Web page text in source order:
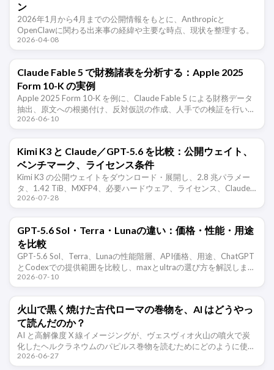
ン
2026年1月から4月までの公開情報をもとに、Anthropicと
OpenClawに関わる出来事の経緯や主要な時点、現状を整理する。
2026-04-08
Claude Fable 5 で財務諸表を分析する：Apple 2025
Form 10-K の実例
Apple 2025 Form 10-K を例に、Claude Fable 5 による財務データ
抽出、原文への根拠付け、反対仮説の作成、人手での検証を行い、
AI 出力を投資推奨として扱わない方法を示し …
2026-06-10
Kimi K3 と Claude／GPT-5.6 を比較：公開ウェイト、
ベンチマーク、ライセンス条件
Kimi K3 の公開ウェイトをダウンロード・展開し、2.8 兆パラメー
タ、1.42 TiB、MXFP4、必要ハードウェア、ライセンス、Claude
／GPT-5.6 とのベンチマーク差を検証します。
2026-07-28
GPT-5.6 Sol・Terra・Lunaの違い：価格・性能・用途
を比較
GPT-5.6 Sol、Terra、Lunaの性能階層、API価格、用途、ChatGPT
とCodexでの提供範囲を比較し、maxとultraの選び方を解説しま
す。
2026-07-10
火山で黒く焼けた古代ローマの巻物を、AI はどうやっ
て読んだのか？
AI と高解像度 X 線イメージングが、ヴェスヴィオ火山の噴火で炭
化したヘルクラネウムのパピルス巻物を読むためにどのように使わ
れているのか、そして古典文献やデジタル考古学にとって何を意味
2026-06-27